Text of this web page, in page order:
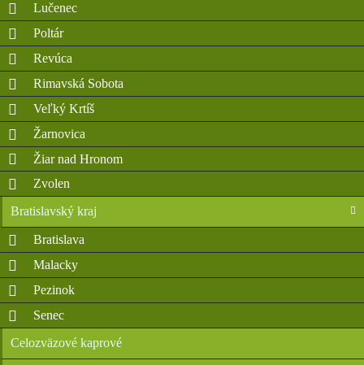
Lučenec
Poltár
Revúca
Rimavská Sobota
Veľký Krtíš
Žarnovica
Žiar nad Hronom
Zvolen
Bratislavský kraj
Bratislava
Malacky
Pezinok
Senec
Celozväzové kaprové